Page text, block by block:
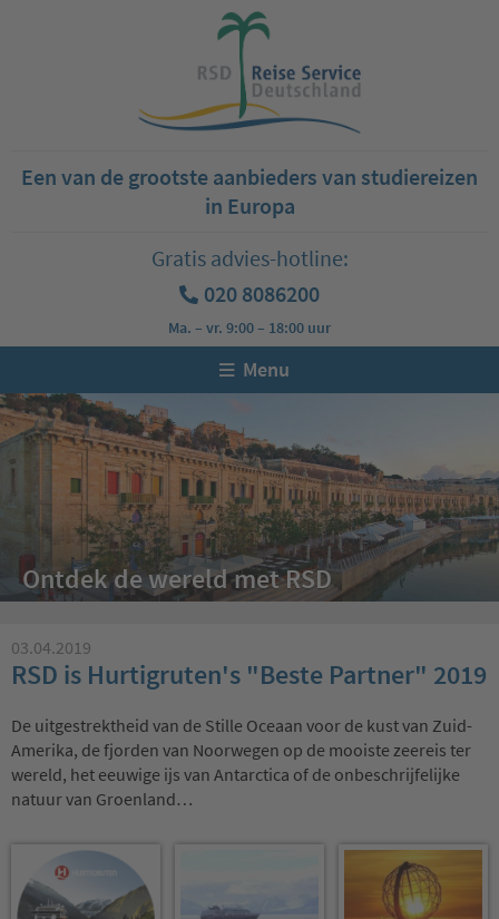
Een van de grootste aanbieders van studiereizen
in Europa
Gratis advies-hotline:
020 8086200
Ma. – vr. 9:00 – 18:00 uur
Menu
Ontdek de wereld met RSD
03.04.2019
RSD is Hurtigruten's "Beste Partner" 2019
De uitgestrektheid van de Stille Oceaan voor de kust van Zuid-
Amerika, de fjorden van Noorwegen op de mooiste zeereis ter
wereld, het eeuwige ijs van Antarctica of de onbeschrijfelijke
natuur van Groenland…